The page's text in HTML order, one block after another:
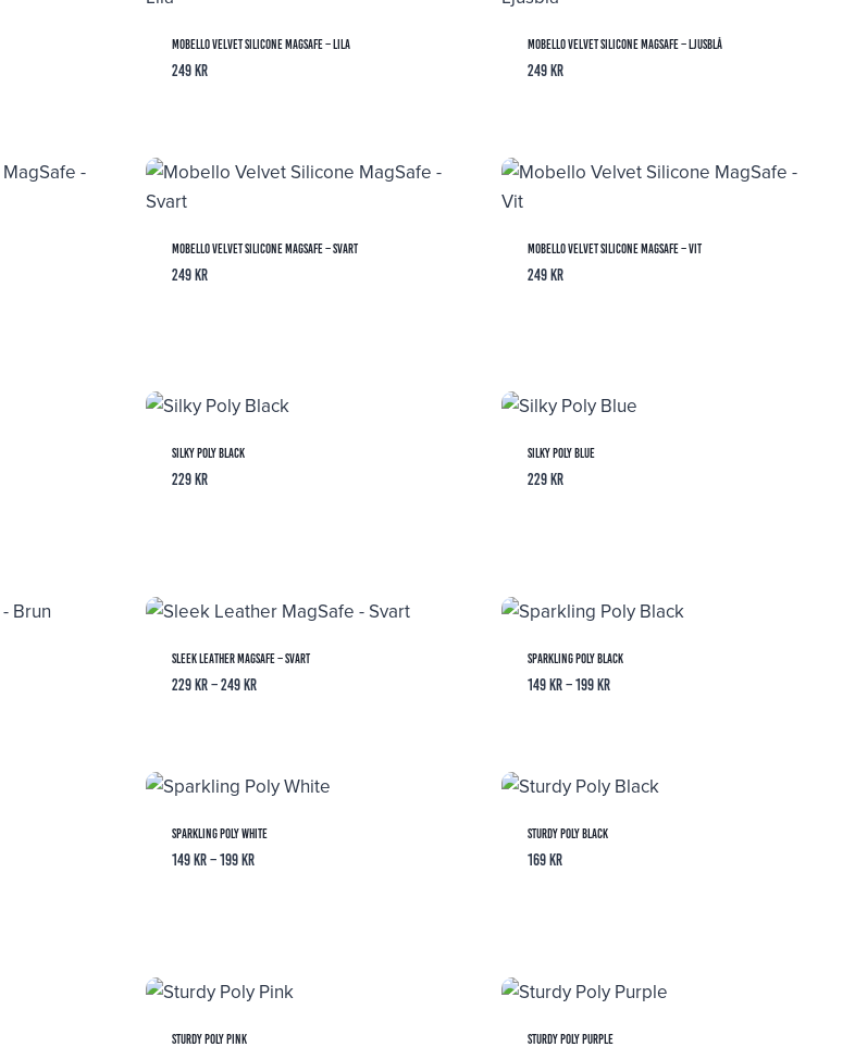
Mobello Velvet Silicone MagSafe – Lila
249 kr
Mobello Velvet Silicone MagSafe – Ljusblå
249 kr
Mobello Velvet Silicone MagSafe – Svart
249 kr
Mobello Velvet Silicone MagSafe – Vit
249 kr
Silky Poly Black
229 kr
Silky Poly Blue
229 kr
Sleek Leather MagSafe – Svart
229 kr – 249 krPrisintervall:
Sparkling Poly Black
149 kr – 199 krPrisintervall:
Sparkling Poly White
149 kr – 199 krPrisintervall:
Sturdy Poly Black
169 kr
Sturdy Poly Pink Sturdy Poly Purple